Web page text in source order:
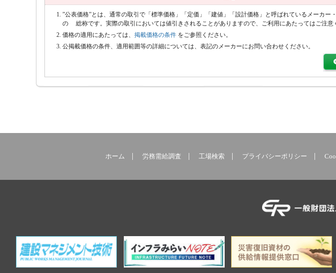
”公表価格”とは、通常の取引で「標準価格」「定価」「建値」「設計価格」と呼ばれているメーカー
の 総称です。実際の取引においては値引きされることがありますので、ご利用にあたってはご注意
価格の適用にあたっては、 掲載価格の条件 をご参照ください。
公掲載価格の条件、適用範囲等の詳細については、表記のメーカーにお問い合わせください。
ホーム 労務需給調査 工場検索 プライバシーポリシー